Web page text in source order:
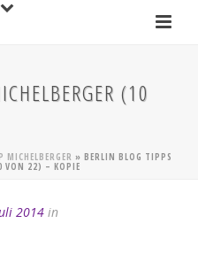
(10
» BERLIN BLOG TIPPS
VON 22) – KOPIE
2014 in